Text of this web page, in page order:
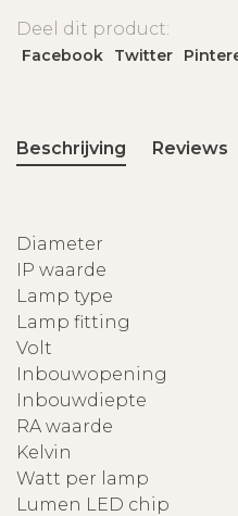
Deel dit product:
Facebook Twitter
Beschrijving Reviews
Diameter
IP waarde
Lamp type
Lamp fitting
Volt
Inbouwopening
Inbouwdiepte
RA waarde
Kelvin
Watt per lamp
Lumen LED chip